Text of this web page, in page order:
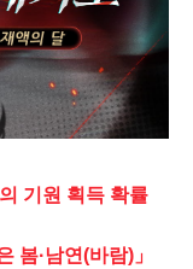
기원 획득 확률
봄·남연(바람)」